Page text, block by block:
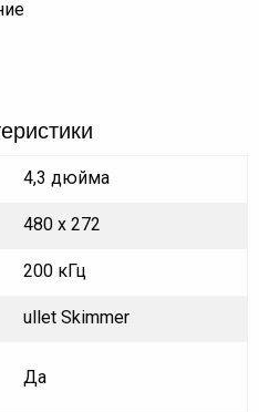
4,3 дюйма
480 x 272
200 кГц
ullet Skimmer
Да